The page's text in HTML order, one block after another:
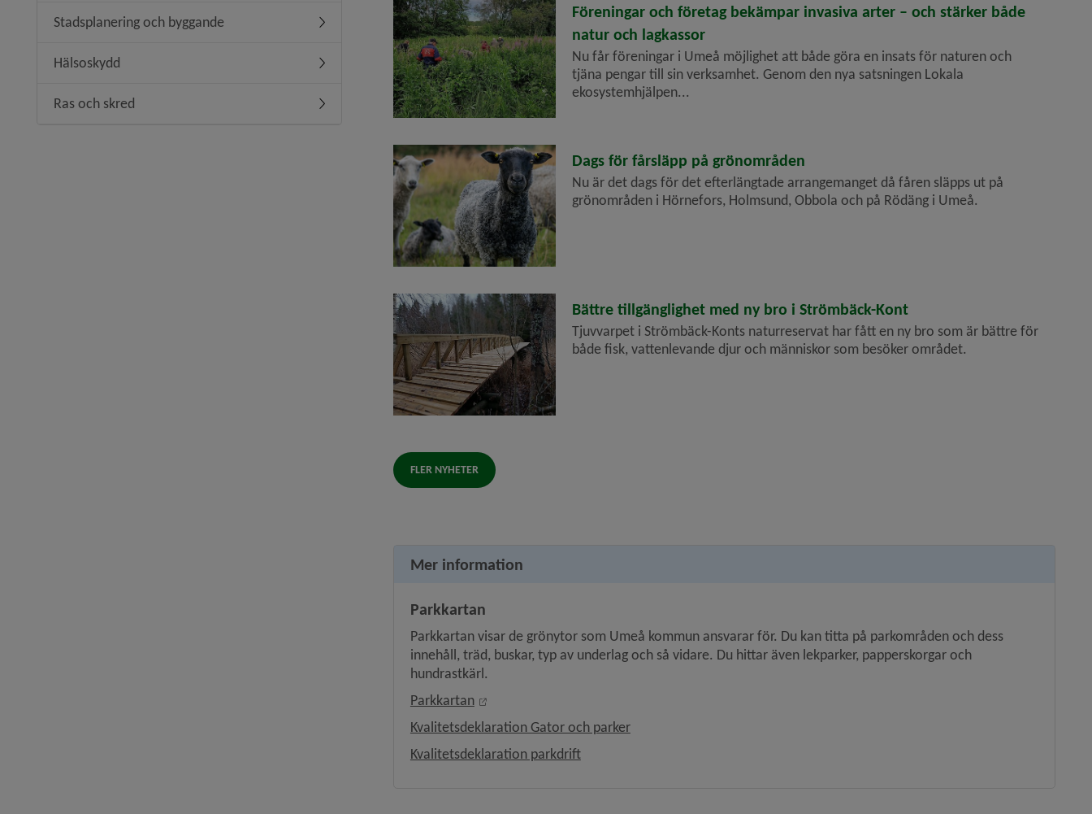
Stadsplanering och byggande Undermeny för Stadsplanering och byggande
Hälsoskydd Undermeny för Hälsoskydd
Ras och skred Undermeny för Ras och skred
2026-05-12
Föreningar och företag bekämpar invasiva arter – och stärker både
natur och lagkassor
Nu får föreningar i Umeå möjlighet att både göra en insats för naturen och
tjäna pengar till sin verksamhet. Genom den nya satsningen Lokala
ekosystemhjälpen...
2026-05-07
Dags för fårsläpp på grönområden
Nu är det dags för det efterlängtade arrangemanget då fåren släpps ut på
grönområden i Hörnefors, Holmsund, Obbola och på Rödäng i Umeå.
2025-11-20
Bättre tillgänglighet med ny bro i Strömbäck-Kont
Tjuvvarpet i Strömbäck-Konts naturreservat har fått en ny bro som är bättre för
både fisk, vattenlevande djur och människor som besöker området.
FLER NYHETER
Mer information
Parkkartan
Parkkartan visar de grönytor som Umeå kommun ansvarar för. Du kan titta på parkområden och dess
innehåll, träd, buskar, typ av underlag och så vidare. Du hittar även lekparker, papperskorgar och
hundrastkärl.
Parkkartan
Länk till annan webbplats, öppnas i nytt fönster.
Kvalitetsdeklaration Gator och parker
Kvalitetsdeklaration parkdrift